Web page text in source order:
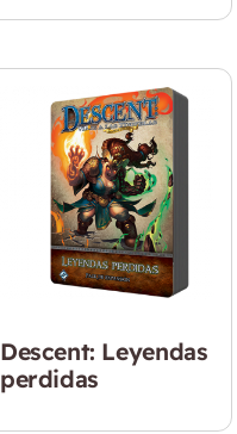
Descent: Leyendas
perdidas